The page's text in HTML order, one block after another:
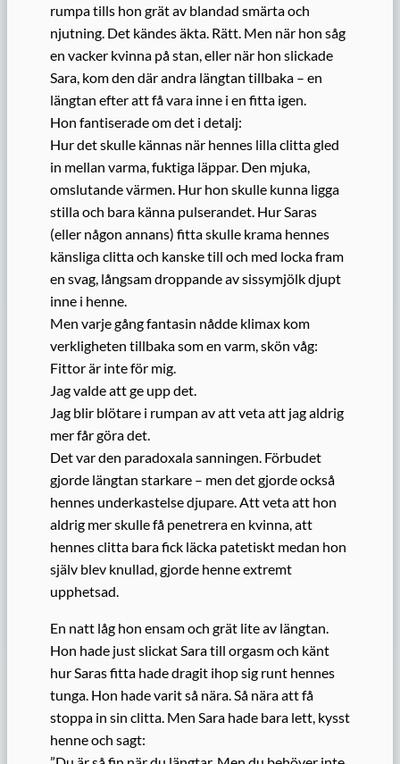
rumpa tills hon grät av blandad smärta och
njutning. Det kändes äkta. Rätt. Men när hon såg
en vacker kvinna på stan, eller när hon slickade
Sara, kom den där andra längtan tillbaka – en
längtan efter att få vara inne i en fitta igen.
Hon fantiserade om det i detalj:
Hur det skulle kännas när hennes lilla clitta gled
in mellan varma, fuktiga läppar. Den mjuka,
omslutande värmen. Hur hon skulle kunna ligga
stilla och bara känna pulserandet. Hur Saras
(eller någon annans) fitta skulle krama hennes
känsliga clitta och kanske till och med locka fram
en svag, långsam droppande av sissymjölk djupt
inne i henne.
Men varje gång fantasin nådde klimax kom
verkligheten tillbaka som en varm, skön våg:
Fittor är inte för mig.
Jag valde att ge upp det.
Jag blir blötare i rumpan av att veta att jag aldrig
mer får göra det.
Det var den paradoxala sanningen. Förbudet
gjorde längtan starkare – men det gjorde också
hennes underkastelse djupare. Att veta att hon
aldrig mer skulle få penetrera en kvinna, att
hennes clitta bara fick läcka patetiskt medan hon
själv blev knullad, gjorde henne extremt
upphetsad.
En natt låg hon ensam och grät lite av längtan.
Hon hade just slickat Sara till orgasm och känt
hur Saras fitta hade dragit ihop sig runt hennes
tunga. Hon hade varit så nära. Så nära att få
stoppa in sin clitta. Men Sara hade bara lett, kysst
henne och sagt: